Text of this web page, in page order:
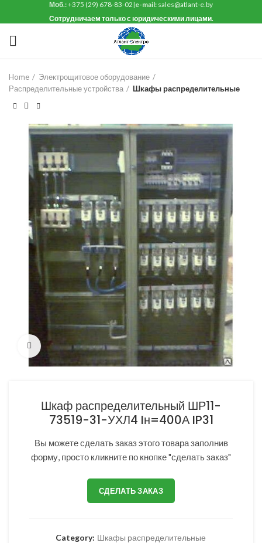
Моб.:+375 (29) 678-83-02 |e-mail: sales@atlant-e.by
Сотрудничаем только с юридическими лицами.
Home
Электрощитовое оборудование
Распределительные устройства
Шкафы распределительные
Нажмите, чтобы увеличить
Шкаф распределительный ШР11-
73519-31-УХЛ4 Iн=400А IP31
Вы можете сделать заказ этого товара заполнив
форму, просто кликните по кнопке "сделать заказ"
СДЕЛАТЬ ЗАКАЗ
Category: Шкафы распределительные